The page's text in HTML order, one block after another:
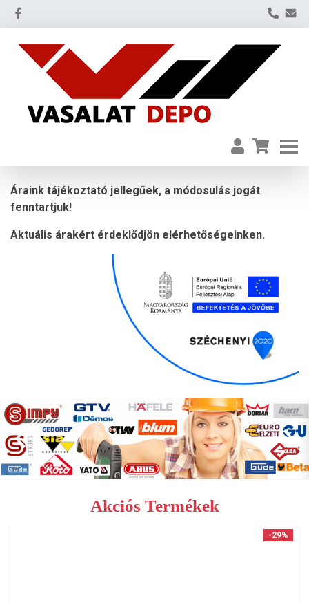
Áraink tájékoztató jellegűek, a módosulás jogát
fenntartjuk!
Aktuális árakért érdeklődjön elérhetőségeinken.
Akciós Termékek
-29%